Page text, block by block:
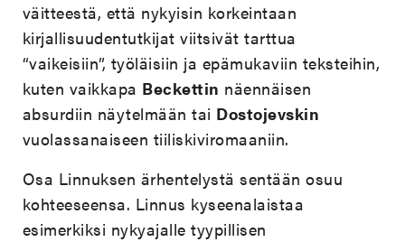
väitteestä, että nykyisin korkeintaan
kirjallisuudentutkijat viitsivät tarttua
“vaikeisiin”, työläisiin ja epämukaviin teksteihin,
kuten vaikkapa Beckettin näennäisen
absurdiin näytelmään tai Dostojevskin
vuolassanaiseen tiiliskiviromaaniin.
Osa Linnuksen ärhentelystä sentään osuu
kohteeseensa. Linnus kyseenalaistaa
esimerkiksi nykyajalle tyypillisen